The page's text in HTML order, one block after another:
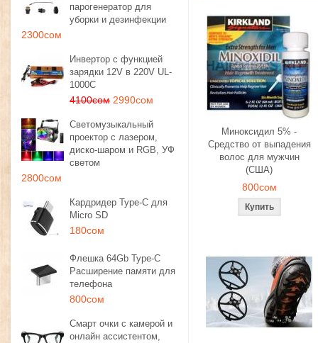
парогенератор для
уборки и дезинфекции
2300сом
Инвертор с функцией
зарядки 12V в 220V UL-
1000C
4100сом 2990сом
Светомузыкальный
проектор с лазером,
диско-шаром и RGB, УФ
светом
2800сом
Кардридер Type-C для
Micro SD
180сом
Флешка 64Gb Type-C
Расширение памяти для
телефона
800сом
Смарт очки с камерой и
онлайн ассистентом,
Миноксидил 5% -
Средство от выпадения
волос для мужчин
(США)
800сом